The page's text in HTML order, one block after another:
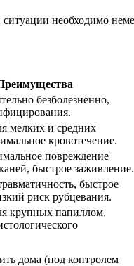
необходимо
безболезненно,
мелких и средних
кровотечение.
повреждение
быстрое заживление.
быстрое
риск рубцевания.
крупных папиллом,
дома (под контролем